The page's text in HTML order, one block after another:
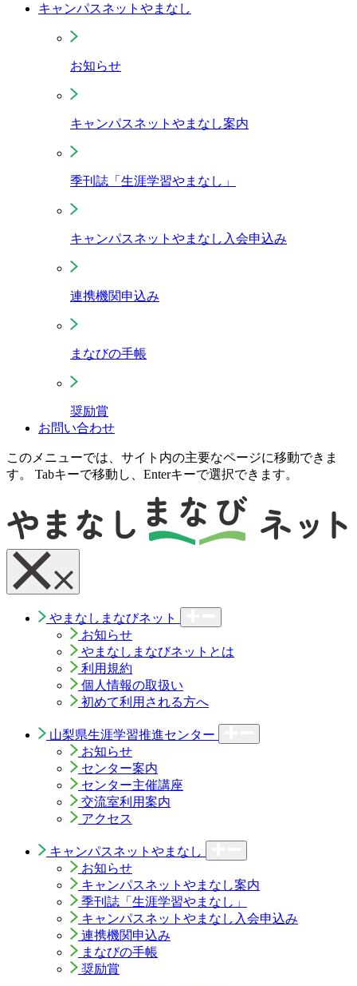
キャンパスネットやまなし
お知らせ
キャンパスネットやまなし案内
季刊誌「生涯学習やまなし」
キャンパスネットやまなし入会申込み
連携機関申込み
まなびの手帳
奨励賞
お問い合わせ
このメニューでは、サイト内の主要なページに移動できま
す。 Tabキーで移動し、Enterキーで選択できます。
やまなしまなびネット
お知らせ
やまなしまなびネットとは
利用規約
個人情報の取扱い
初めて利用される方へ
山梨県生涯学習推進センター
お知らせ
センター案内
センター主催講座
交流室利用案内
アクセス
キャンパスネットやまなし
お知らせ
キャンパスネットやまなし案内
季刊誌「生涯学習やまなし」
キャンパスネットやまなし入会申込み
連携機関申込み
まなびの手帳
奨励賞